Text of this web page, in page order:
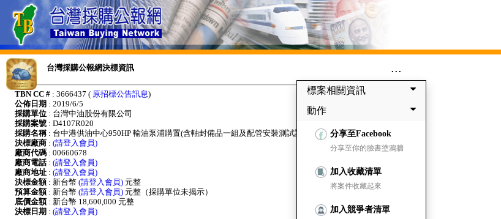
台灣採購公報網決標資訊 ...
標案相關資訊
動作
分享至Facebook
分享至你的臉書塗鴉牆
加入收藏清單
將案件收藏起來
加入競爭者清單
TBN CC # : 3666437 ( 原招標公告訊息)
公佈日期 : 2019/6/5
採購單位 : 台灣中油股份有限公司
採購案號 : D4107R020
採購名稱: 台中港供油中心950HP 輸油泵浦購置(含軸封備品一組及配管安裝測試訓練) 一批
決標廠商 : (請登入會員)
廠商代碼 : 00660678
廠商電話: (請登入會員)
廠商地址 : (請登入會員)
決標金額: 新台幣 (請登入會員) 元整
預算金額: 新台幣 (請登入會員) 元整（採購單位未揭示）
底價金額: 新台幣 18,600,000 元整
決標日期 : (請登入會員)